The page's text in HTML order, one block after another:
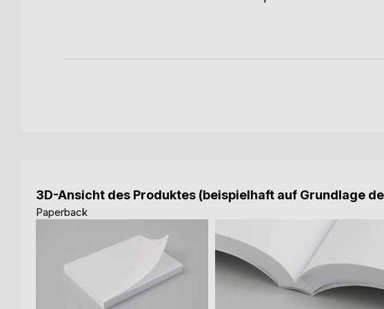
3D-Ansicht des Produktes (beispielhaft auf Grundlage
Paperback